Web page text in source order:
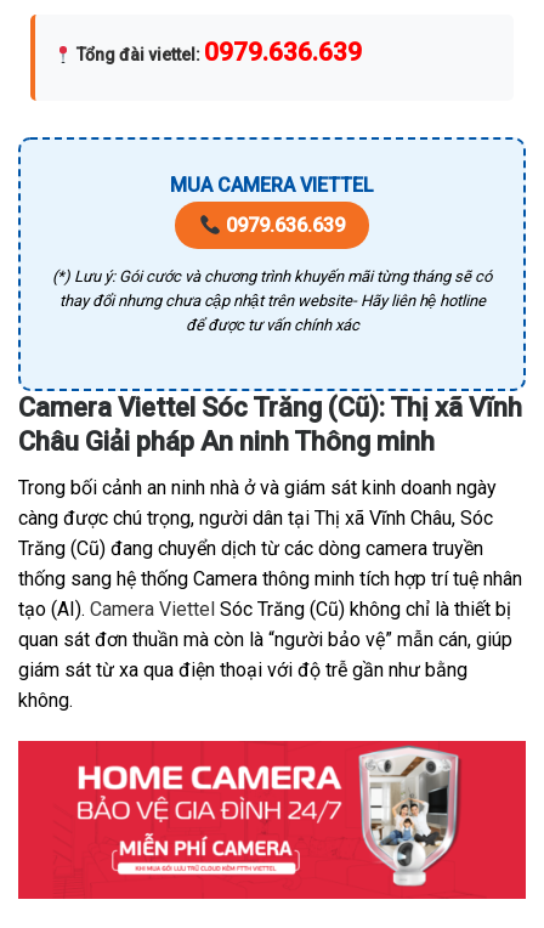
Tổng đài viettel : 0979.636.639
MUA CAMERA VIETTEL
0979.636.639
(*) Lưu ý: Gói cước và chương trình khuyến mãi từng tháng sẽ có
thay đổi nhưng chưa cập nhật trên website- Hãy liên hệ hotline
để được tư vấn chính xác
Camera Viettel Sóc Trăng (Cũ): Thị xã Vĩnh
Châu Giải pháp An ninh Thông minh
Trong bối cảnh an ninh nhà ở và giám sát kinh doanh ngày
càng được chú trọng, người dân tại Thị xã Vĩnh Châu, Sóc
Trăng (Cũ) đang chuyển dịch từ các dòng camera truyền
thống sang hệ thống Camera thông minh tích hợp trí tuệ nhân
tạo (AI). Camera Viettel Sóc Trăng (Cũ) không chỉ là thiết bị
quan sát đơn thuần mà còn là “người bảo vệ” mẫn cán, giúp
giám sát từ xa qua điện thoại với độ trễ gần như bằng
không.